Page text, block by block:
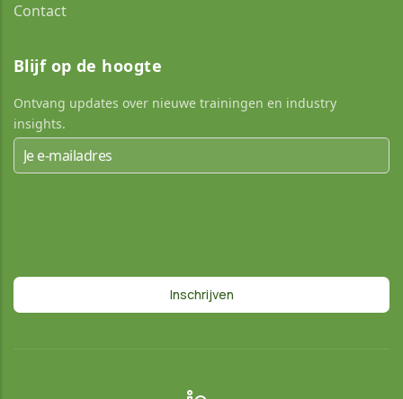
Contact
Blijf op de hoogte
Ontvang updates over nieuwe trainingen en industry
insights.